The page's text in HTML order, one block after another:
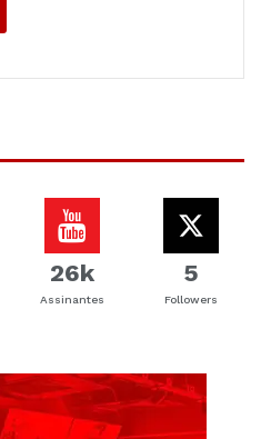
26k
Assinantes
5
Followers